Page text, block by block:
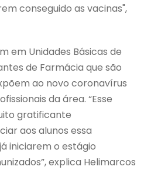
conseguido as vacinas",
em Unidades Básicas de
de Farmácia que são
ao novo coronavírus
da área. “Esse
gratificante
aos alunos essa
iniciarem o estágio
explica Helimarcos